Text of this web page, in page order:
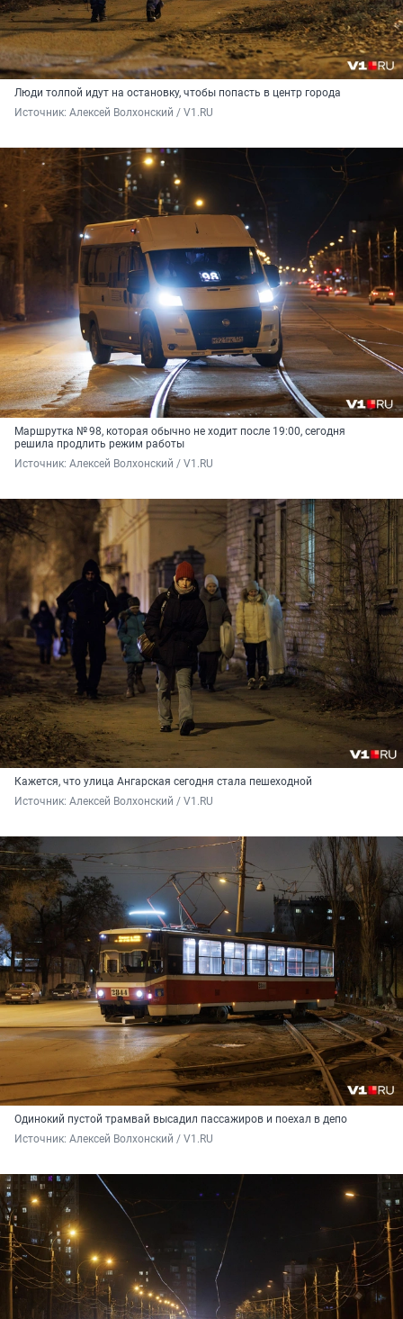
Люди толпой идут на остановку, чтобы попасть в центр города
Источник: Алексей Волхонский / V1.RU
Маршрутка № 98, которая обычно не ходит после 19:00, сегодня
решила продлить режим работы
Источник: Алексей Волхонский / V1.RU
Кажется, что улица Ангарская сегодня стала пешеходной
Источник: Алексей Волхонский / V1.RU
Одинокий пустой трамвай высадил пассажиров и поехал в депо
Источник: Алексей Волхонский / V1.RU